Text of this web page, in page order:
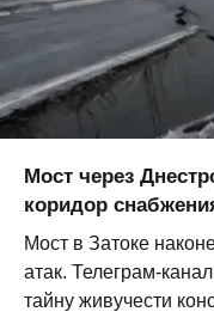
Мост через
коридор
Мост в Затоке
атак. Телеграм-
тайну живучести